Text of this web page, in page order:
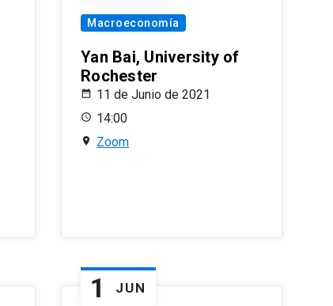
Macroeconomía
Yan Bai, University of
Rochester
11 de Junio de 2021
14:00
Zoom
1 JUN